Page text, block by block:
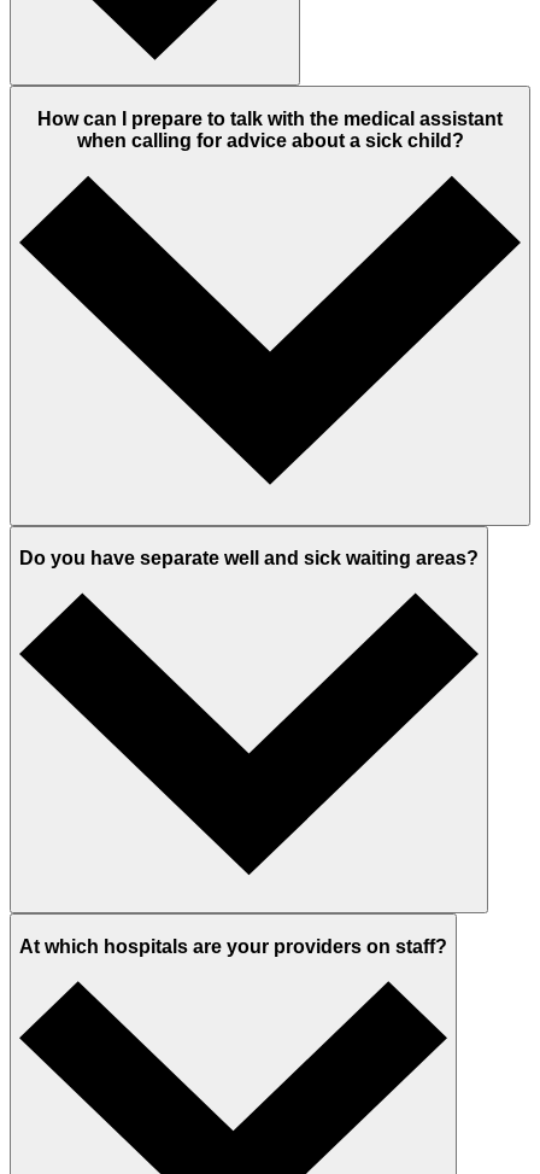
How can I prepare to talk with the medical assistant
when calling for advice about a sick child?
Do you have separate well and sick waiting areas?
At which hospitals are your providers on staff?